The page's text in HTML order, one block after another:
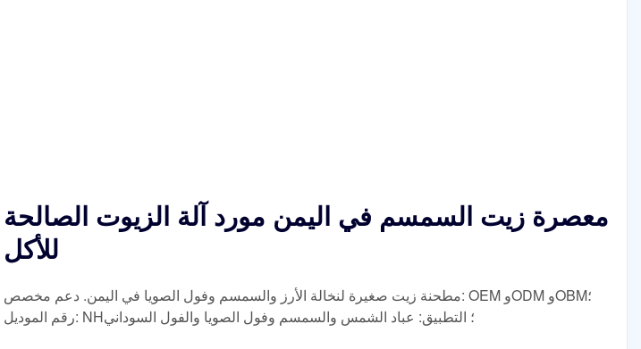
معصرة زيت السمسم في اليمن مورد آلة الزيوت الصالحة
للأكل
مطحنة زيت صغيرة لنخالة الأرز والسمسم وفول الصويا في اليمن. دعم مخصص: OEM وODM وOBM؛
رقم الموديل: NH؛ التطبيق: عباد الشمس والسمسم وفول الصويا والفول السوداني